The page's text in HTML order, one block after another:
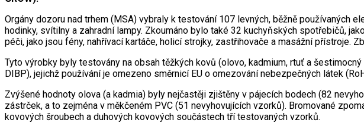
Orgány dozoru nad trhem (MSA) vybraly k testování 107 levných, běžně používaných
hodinky, svítilny a zahradní lampy. Zkoumáno bylo také 32 kuchyňských spotřebičů,
péči, jako jsou fény, nahřívací kartáče, holicí strojky, zastřihovače a masážní přístroje.
Tyto výrobky byly testovány na obsah těžkých kovů (olovo, kadmium, rtuť a
DIBP), jejichž používání je omezeno směrnicí EU o omezování nebezpečných látek
Zvýšené hodnoty olova (a kadmia) byly nejčastěji zjištěny v pájecích bodech (82
zástrček, a to zejména v měkčeném PVC (51 nevyhovujících vzorků). Bromované
kovových šroubech a duhových kovových součástech tří testovaných vzorků.